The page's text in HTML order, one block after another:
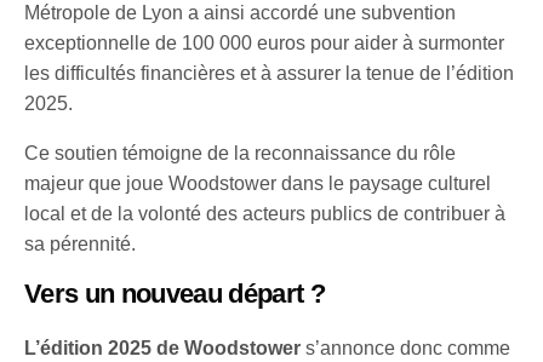
Métropole de Lyon a ainsi accordé une subvention
exceptionnelle de 100 000 euros pour aider à surmonter
les difficultés financières et à assurer la tenue de l’édition
2025.
Ce soutien témoigne de la reconnaissance du rôle
majeur que joue Woodstower dans le paysage culturel
local et de la volonté des acteurs publics de contribuer à
sa pérennité.
Vers un nouveau départ ?
L’édition 2025 de Woodstower s’annonce donc comme